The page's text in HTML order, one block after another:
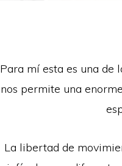
Para mí esta es una de
nos permite una
La libertad de